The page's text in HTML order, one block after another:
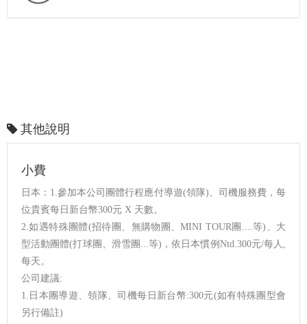
其他說明
小費
日本：1.參加本公司團體行程應付導遊(領隊)、司機服務費，每
位貴賓每日新台幣300元 X 天數。
2.如遇特殊團體(招待團、無購物團、MINI TOUR團....等)、大
型活動團體(打球團、滑雪團...等)，依日本慣例Ntd.300元/每人,
每天。
公司建議:
1.日本團導遊、領隊、司機每日新台幣:300元(如有特殊團型會
另行備註)